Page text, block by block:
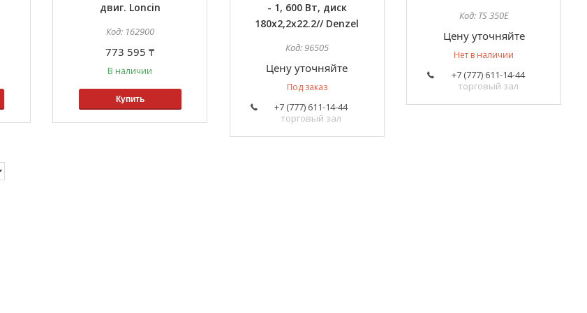
двиг. Loncin
162900
773 595 ₸
В наличии
Купить
- 1, 600 Вт, диск
180х2,2x22.2// Denzel
96505
Цену уточняйте
Под заказ
+7 (777) 611-14-44
торговый зал
TS 350E
Цену уточняйте
Нет в наличии
+7 (777) 611-14-44
торговый зал